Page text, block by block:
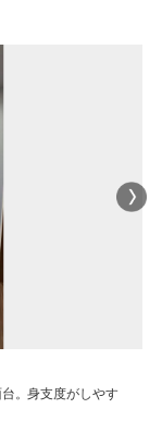
に必要なものなどを
身支度がスムーズに
。身支度がしやす
に必要なものなどを
身支度がスムーズに
。身支度がしやす